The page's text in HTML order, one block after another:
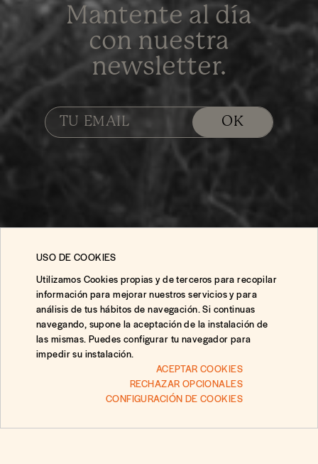
Mantente al día
con nuestra
newsletter.
Preguntas
USO DE COOKIES
Utilizamos Cookies propias y de terceros para recopilar
información para mejorar nuestros servicios y para
análisis de tus hábitos de navegación. Si continuas
navegando, supone la aceptación de la instalación de
las mismas. Puedes configurar tu navegador para
impedir su instalación.
ACEPTAR COOKIES
RECHAZAR OPCIONALES
CONFIGURACIÓN DE COOKIES